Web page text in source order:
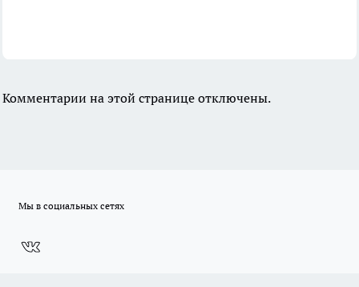
Комментарии на этой странице отключены.
Мы в социальных сетях